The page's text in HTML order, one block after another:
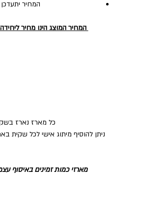
המחיר
המחיר המוצג הינו מחיר
כל מארז נארז
ניתן להוסיף מיתוג אישי לכל שקית
מארזי כמות זמינים באיסוף